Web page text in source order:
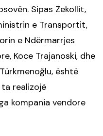
Sipas Zekollit,
e Transportit,
e Ndërmarrjes
Koce Trajanoski, dhe
është
realizojë
kompania vendore